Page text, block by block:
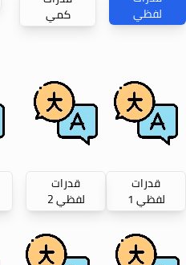
لفظي كمي
قدرات
لفظي 1
قدرات
لفظي 2